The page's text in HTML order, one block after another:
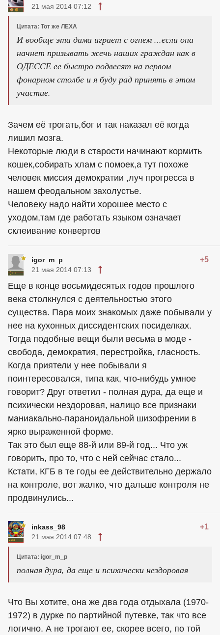
21 мая 2014 07:12
Цитата: Тот же ЛЕХА
И вообще эта дама играет с огнем ...если она
начнет призывать жечь наших граждан как в
ОДЕССЕ ее быстро подвесят на первом
фонарном столбе и я буду рад принять в этом
участие.
Зачем её трогать,бог и так наказал её когда
лишил мозга.
Некоторые люди в старости начинают кормить
кошек,собирать хлам с помоек,а тут похоже
человек миссия демократии ,луч прогресса в
нашем феодальном захолустье.
Человеку надо найти хорошее место с
уходом,там где работать языком означает
склеивание конвертов
igor_m_p +5
21 мая 2014 07:13
Еще в конце восьмидесятых годов прошлого
века столкнулся с деятельностью этого
существа. Пара моих знакомых даже побывали у
нее на кухонных диссидентских посиделках.
Тогда подобные вещи были весьма в моде -
свобода, демократия, перестройка, гласность.
Когда приятели у нее побывали я
поинтересовался, типа как, что-нибудь умное
говорит? Друг ответил - полная дypа, да еще и
психически нездоровая, налицо все признаки
маниакально-параноидальной шизофрении в
ярко выраженной форме.
Так это был еще 88-й или 89-й год... Что уж
говорить, про то, что с ней сейчас стало...
Кстати, КГБ в те годы ее действительно держало
на контроле, вот жалко, что дальше контроля не
продвинулись...
inkass_98 +1
21 мая 2014 07:48
Цитата: igor_m_p
полная дypа, да еще и психически нездоровая
Что Вы хотите, она же два года отдыхала (1970-
1972) в дурке по партийной путевке, так что все
логично. А не трогают ее, скорее всего, по той